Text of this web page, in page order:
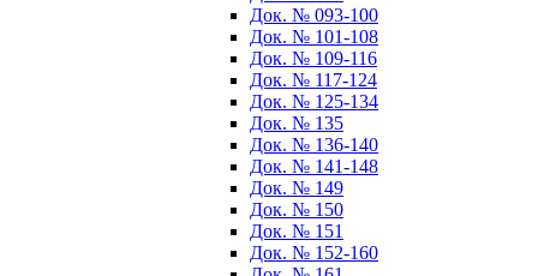
Док. № 093-100
Док. № 101-108
Док. № 109-116
Док. № 117-124
Док. № 125-134
Док. № 135
Док. № 136-140
Док. № 141-148
Док. № 149
Док. № 150
Док. № 151
Док. № 152-160